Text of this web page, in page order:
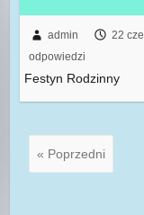
admin 22
odpowiedzi
Festyn Rodzinny
« Poprzedni